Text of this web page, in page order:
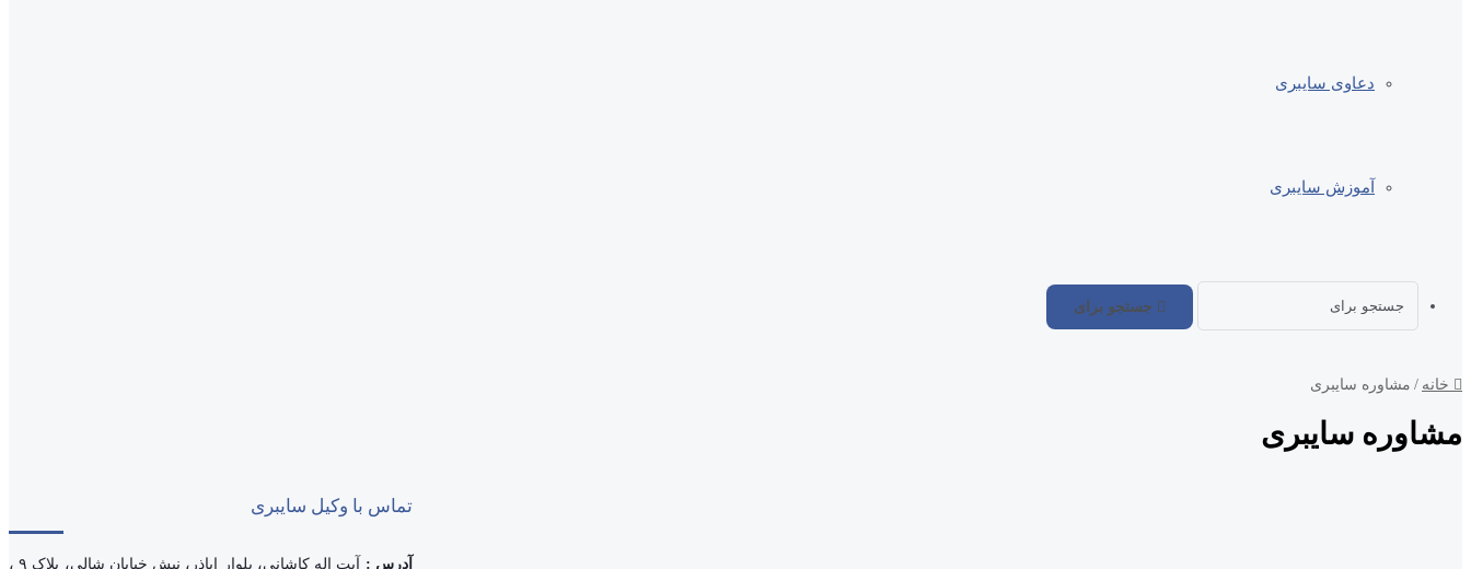
دعاوی سایبری
آموزش سایبری
جستجو برای
خانه / مشاوره سایبری
مشاوره سایبری
تماس با وکیل سایبری
آدرس :
آیت اله کاشانی، بلوار اباذر، نبش خیابان شالی، پلاک ۹ ،